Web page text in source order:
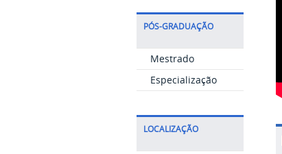
PÓS-GRADUAÇÃO
Mestrado
Especialização
LOCALIZAÇÃO